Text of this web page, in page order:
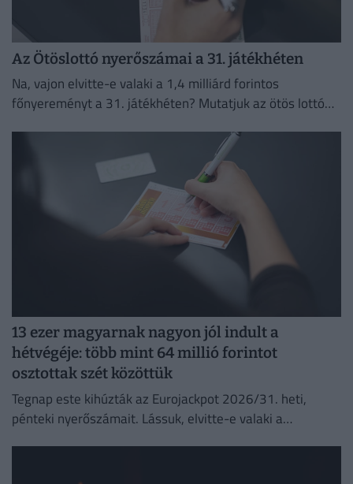
Az Ötöslottó nyerőszámai a 31. játékhéten
Na, vajon elvitte-e valaki a 1,4 milliárd forintos
főnyereményt a 31. játékhéten? Mutatjuk az ötös lottó
13 ezer magyarnak nagyon jól indult a
hétvégéje: több mint 64 millió forintot
osztottak szét közöttük
Tegnap este kihúzták az Eurojackpot 2026/31. heti,
pénteki nyerőszámait. Lássuk, elvitte-e valaki a